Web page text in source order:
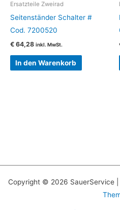
Ersatzteile Zweirad
Seitenständer Schalter #
Cod. 7200520
€ 64,28 inkl. MwSt.
In den Warenkorb
Copyright © 2026 SauerService |